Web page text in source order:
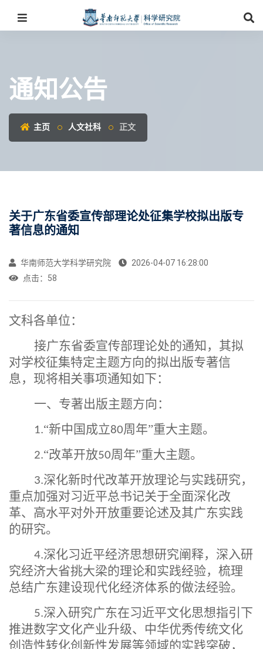
通知公告
主页 人文社科 正文
关于广东省委宣传部理论处征集学校拟出版专
著信息的通知
华南师范大学科学研究院
2026-04-07 16:28:00
点击： 58
文科各单位：
接广东省委宣传部理论处的通知，其拟
对学校征集特定主题方向的拟出版专著信
息，现将相关事项通知如下：
一、专著出版主题方向：
1.“新中国成立80周年”重大主题。
2.“改革开放50周年”重大主题。
3.深化新时代改革开放理论与实践研究，
重点加强对习近平总书记关于全面深化改
革、高水平对外开放重要论述及其广东实践
的研究。
4.深化习近平经济思想研究阐释，深入研
究经济大省挑大梁的理论和实践经验，梳理
总结广东建设现代化经济体系的做法经验。
5.深入研究广东在习近平文化思想指引下
推进数字文化产业升级、中华优秀传统文化
创造性转化创新性发展等领域的实践突破，